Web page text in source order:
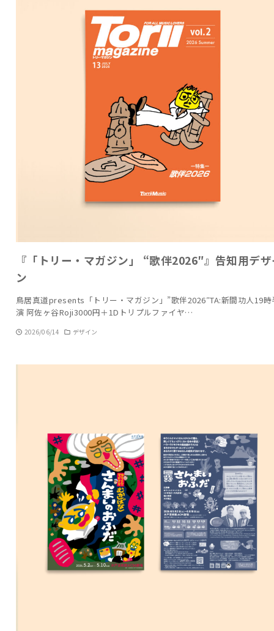
『「トリー・マガジン」 “歌伴2026″』告知用デ
ン
鳥居真道presents「トリー・マガジン」”歌伴2026″TA:新間功人19時
演 阿佐ヶ谷Roji3000円＋1Dトリプルファイヤ…
2026/06/14 デザイン